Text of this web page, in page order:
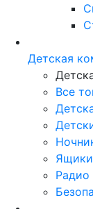
Детская
Все
Радио